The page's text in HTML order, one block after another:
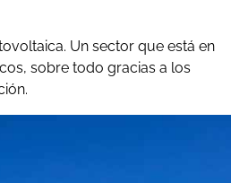
Un sector que está en
sobre todo gracias a los